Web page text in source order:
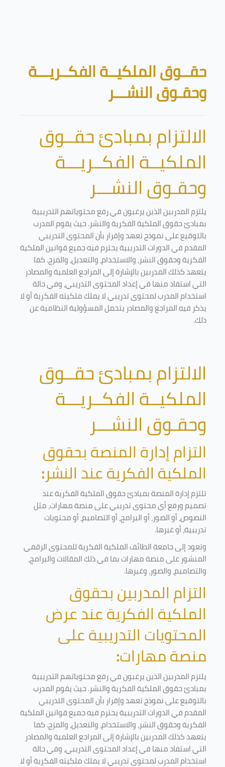
الكتل
حقــوق الملكيــة الفكــريـــة
وحقـوق النشـــر
الالتزام بمبادئ حقــوق
الملكيــة الفكــريـــة
وحقـوق النشـــر
يلتزم المدربين الذين يرغبون في رفع محتوياتهم التدريبية
بمبادئ حقوق الملكية الفكرية والنشر. حيث يقوم المدرب
بالتوقيع على نموذج تعهد وإقرار بأن المحتوى التدريبي
المقدم في الدورات التدريبية يحترم فيه جميع قوانين الملكية
الفكرية وحقوق النشر، والاستخدام، والتعديل، والمزج. كما
يتعهد كذلك المدربين بالإشارة إلى المراجع العلمية والمصادر
التي استفاد منها في إعداد المحتوى التدريبي، وفي حالة
استخدام المدرب لمحتوى تدريبي لا يملك ملكيته الفكرية أو لا
يذكر فيه المراجع والمصادر يتحمل المسؤولية النظامية عن
ذلك.
الالتزام بمبادئ حقــوق
الملكيــة الفكــريـــة
وحقـوق النشـــر
التزام إدارة المنصة بحقوق
الملكية الفكرية عند النشر:
تلتزم إدارة المنصة بمبادئ حقوق الملكية الفكرية عند
تصميم ورفع أي محتوى تدريبي على منصة مهارات، مثل
النصوص، أو الصور، أو البرامج، أو التصاميم، أو محتويات
تدريبية، أو غيرها.
وتعود إلى جامعة الطائف الملكية الفكرية للمحتوى الرقمي
المنشور على منصة مهارات بما في ذلك المقالات والبرامج،
والتصاميم، والصور، وغيرها.
التزام المدربين بحقوق
الملكية الفكرية عند عرض
المحتويات التدريبية على
منصة مهارات:
يلتزم المدربين الذين يرغبون في رفع محتوياتهم التدريبية
بمبادئ حقوق الملكية الفكرية والنشر. حيث يقوم المدرب
بالتوقيع على نموذج تعهد وإقرار بأن المحتوى التدريبي
المقدم في الدورات التدريبية يحترم فيه جميع قوانين الملكية
الفكرية وحقوق النشر، والاستخدام، والتعديل، والمزج. كما
يتعهد كذلك المدربين بالإشارة إلى المراجع العلمية والمصادر
التي استفاد منها في إعداد المحتوى التدريبي، وفي حالة
استخدام المدرب لمحتوى تدريبي لا يملك ملكيته الفكرية أو لا